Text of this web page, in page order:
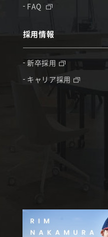
FAQ
採用情報
新卒採用
キャリア採用